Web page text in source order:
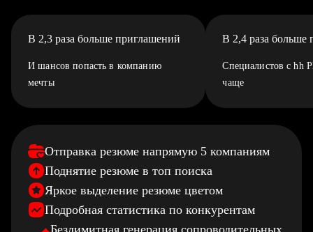
В 2,3 раза больше приглашений
И шансов попасть в компанию
мечты
В 2,4 раза больше
Специалистов с hh
чаще
Отправка резюме напрямую 5 компаниям
Поднятие резюме в топ поиска
Яркое выделение резюме цветом
Подробная статистика по конкурентам
Безлимитная генерация сопроводительных